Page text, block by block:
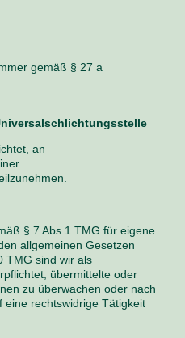
gemäß § 27 a
an
§ 7 Abs.1 TMG für eigene
allgemeinen Gesetzen
TMG sind wir als
übermittelte oder
zu überwachen oder nach
eine rechtswidrige Tätigkeit